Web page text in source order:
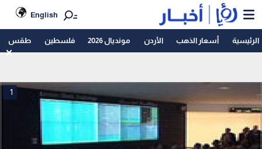
English
الرئيسية أسعار الذهب الأردن مونديال 2026 فلسطين طقس
1